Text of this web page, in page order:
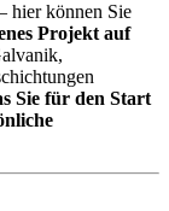
hier können Sie
Projekt auf
Sie für den Start